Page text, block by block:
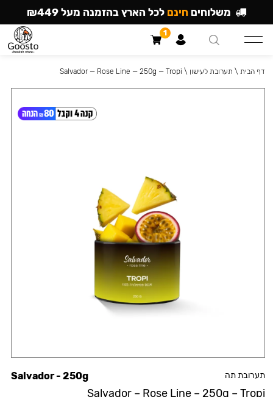
תערובת תה
Salvador – Rose Line – 250g – Tropi
Salvador - 250g
דף הבית \ תערובת לעישון \
Salvador — Rose Line — 250g — Tropi
משלוחים חינם לכל הארץ בהזמנה מעל ₪449
1